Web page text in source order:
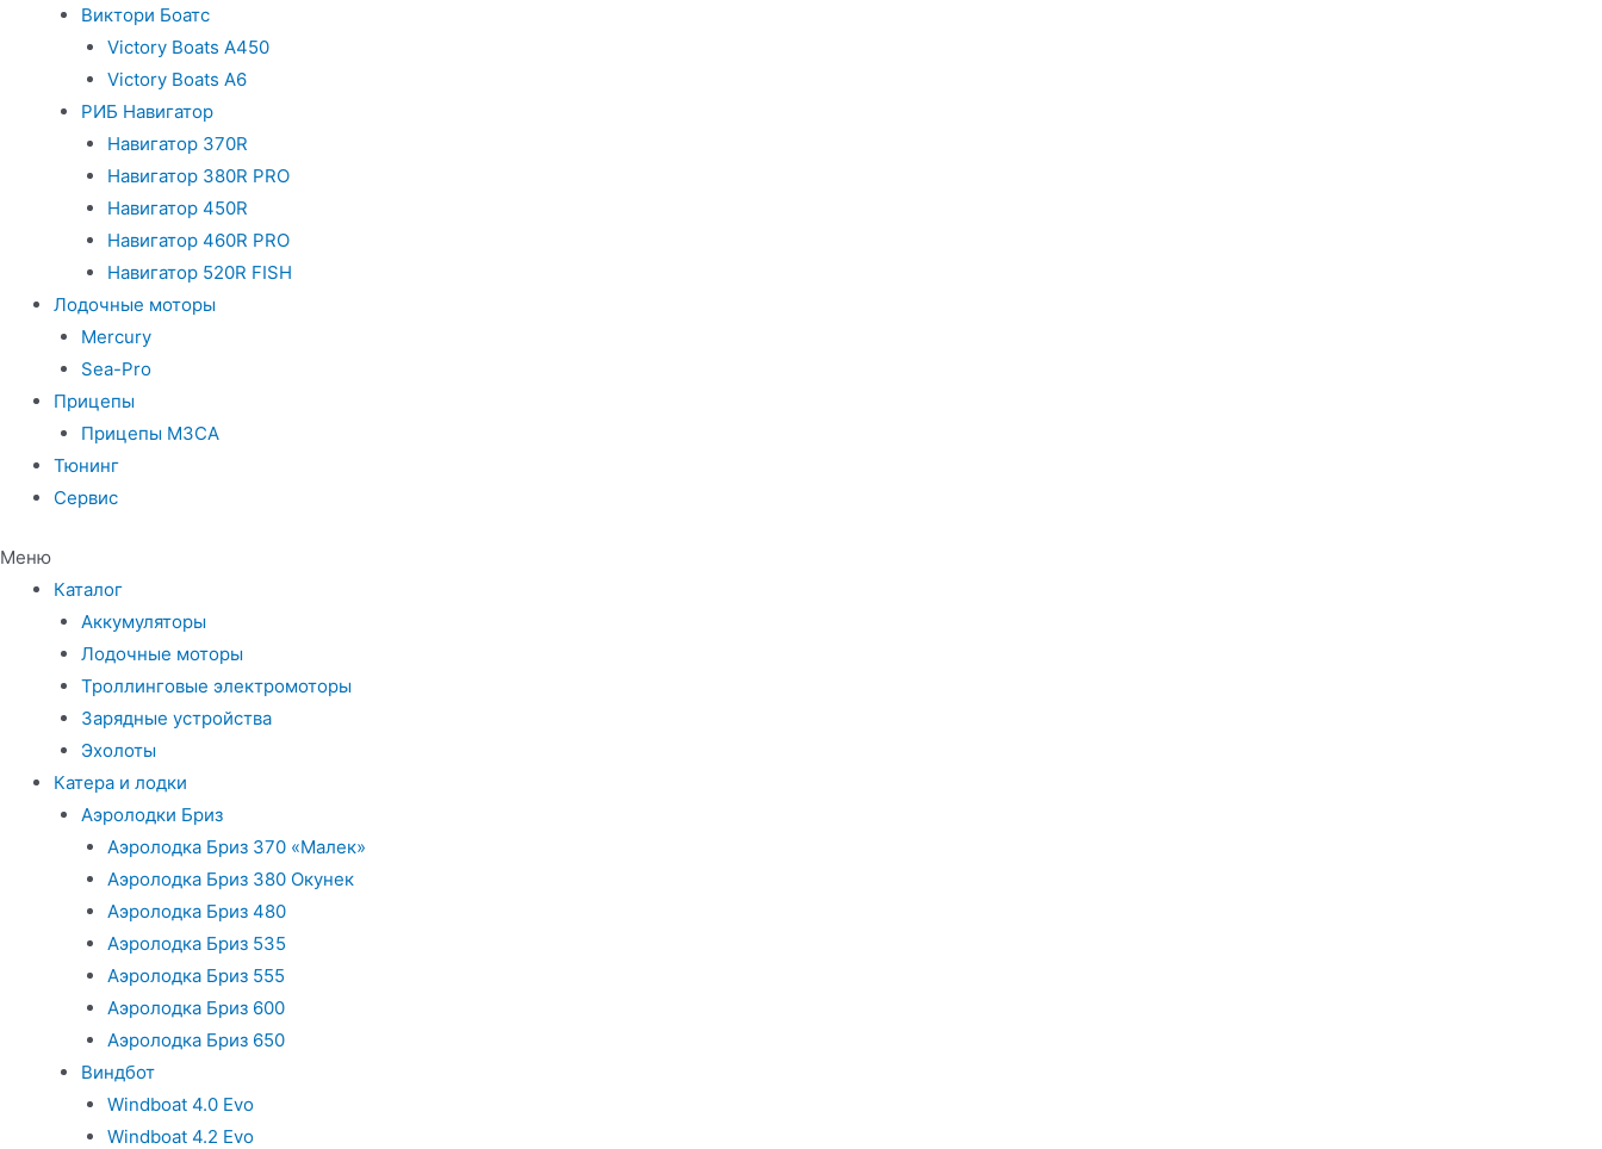
Виктори Боатс
Victory Boats A450
Victory Boats A6
РИБ Навигатор
Навигатор 370R
Навигатор 380R PRO
Навигатор 450R
Навигатор 460R PRO
Навигатор 520R FISH
Лодочные моторы
Mercury
Sea-Pro
Прицепы
Прицепы МЗСА
Тюнинг
Сервис
Меню
Каталог
Аккумуляторы
Лодочные моторы
Троллинговые электромоторы
Зарядные устройства
Эхолоты
Катера и лодки
Аэролодки Бриз
Аэролодка Бриз 370 «Малек»
Аэролодка Бриз 380 Окунек
Аэролодка Бриз 480
Аэролодка Бриз 535
Аэролодка Бриз 555
Аэролодка Бриз 600
Аэролодка Бриз 650
Виндбот
Windboat 4.0 Evo
Windboat 4.2 Evo